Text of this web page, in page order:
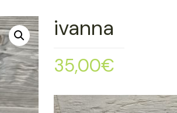
ivanna
35,00€